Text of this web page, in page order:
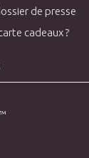
de presse
cadeaux ?